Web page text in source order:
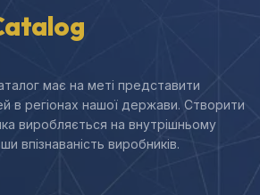
має на меті представити
в регіонах нашої держави. Створити
виробляється на внутрішньому
впізнаваність виробників.